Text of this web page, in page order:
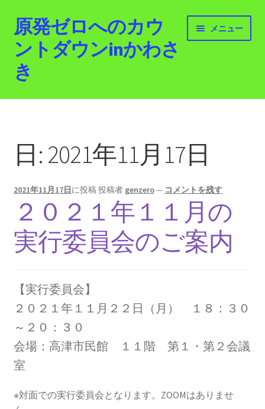
ナ
ビ
ゲ
ー
シ
キ
ッ
プ
コ
ン
テ
ン
ツ
プ
原発ゼロへのカウ
ントダウンinかわさ
き
メニュー
ホーム
活動紹介
2012.3.11 「原発ゼロへのカウントダウンinかわさ
き」「原発ゼロへの行進！誰でもデモ！」
原発ゼロ金曜日行動 inかわさき
さき 集会
2014.3.16 第３回原発ゼロへのカウントダウンinかわ
さき 集会
日: 2021年11月17日
2021年11月17日に投稿投稿者 genzero— コメントを残す
２０２１年１１月の
実行委員会のご案内
【実行委員会】
２０２１年１１月２２日（月） １８：３０
～２０：３０
会場：高津市民館 １１階 第１・第２会議
室
※対面での実行委員会となります。ZOOMはありませ